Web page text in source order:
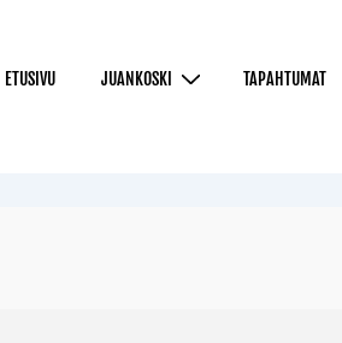
ETUSIVU JUANKOSKI TAPAHTUMAT